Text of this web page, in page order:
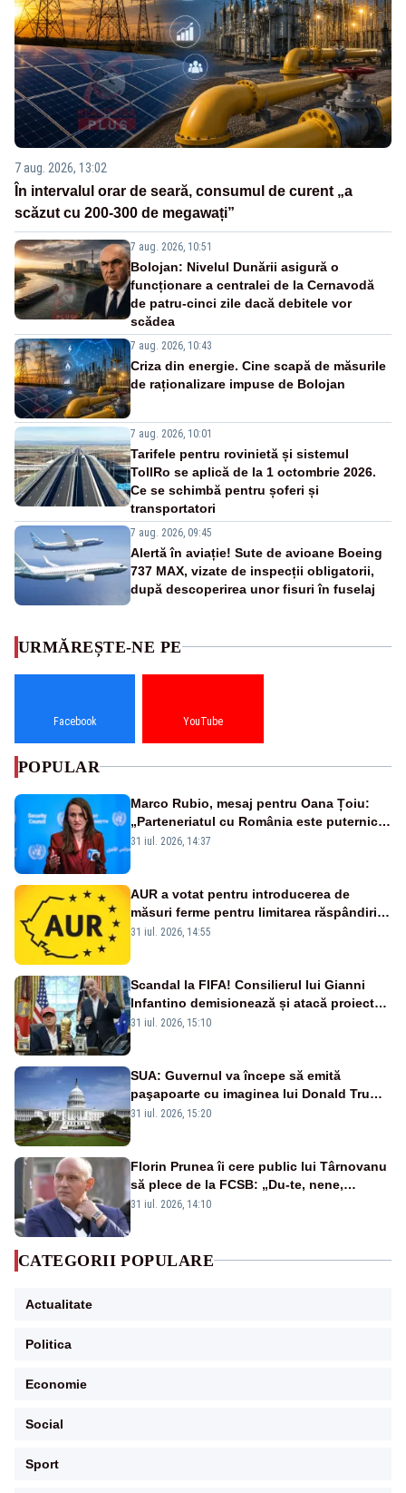
7 aug. 2026, 13:02
În intervalul orar de seară, consumul de curent „a
scăzut cu 200-300 de megawați”
7 aug. 2026, 10:51
Bolojan: Nivelul Dunării asigură o
funcționare a centralei de la Cernavodă
de patru-cinci zile dacă debitele vor
scădea
7 aug. 2026, 10:43
Criza din energie. Cine scapă de măsurile
de raționalizare impuse de Bolojan
7 aug. 2026, 10:01
Tarifele pentru rovinietă și sistemul
TollRo se aplică de la 1 octombrie 2026.
Ce se schimbă pentru șoferi și
transportatori
7 aug. 2026, 09:45
Alertă în aviație! Sute de avioane Boeing
737 MAX, vizate de inspecții obligatorii,
după descoperirea unor fisuri în fuselaj
URMĂREȘTE-NE PE
Facebook YouTube
POPULAR
Marco Rubio, mesaj pentru Oana Țoiu:
„Parteneriatul cu România este puternic
și prețuit”
31 iul. 2026, 14:37
AUR a votat pentru introducerea de
măsuri ferme pentru limitarea răspândirii
virusului pestei porcine africane
31 iul. 2026, 14:55
Scandal la FIFA! Consilierul lui Gianni
Infantino demisionează și atacă proiectul
privind investitorii străini
31 iul. 2026, 15:10
SUA: Guvernul va începe să emită
paşapoarte cu imaginea lui Donald Trump
începând cu 8 august
31 iul. 2026, 15:20
Florin Prunea îi cere public lui Târnovanu
să plece de la FCSB: „Du-te, nene,
învârtindu-te!”
31 iul. 2026, 14:10
CATEGORII POPULARE
Actualitate
Politica
Economie
Social
Sport